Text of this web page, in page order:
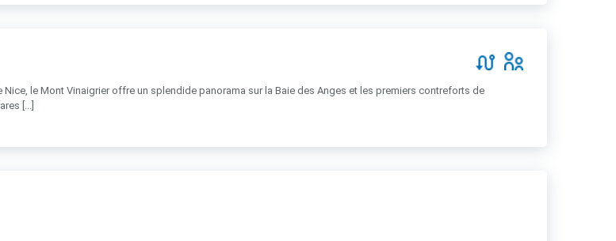
Nice, le Mont Vinaigrier offre un splendide panorama sur la Baie des Anges et les premiers contreforts de
[...]